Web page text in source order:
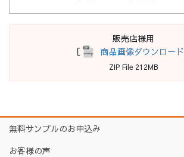
販売店様用
［
商品画像ダウンロード
ZIP File 212MB
無料サンプルのお申込み
お客様の声